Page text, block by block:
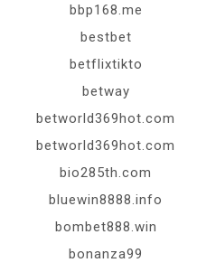
bbp168.me
bestbet
betflixtikto
betway
betworld369hot.com
betworld369hot.com
bio285th.com
bluewin8888.info
bombet888.win
bonanza99